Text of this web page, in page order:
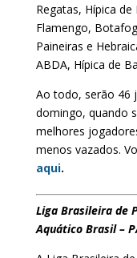
Regatas, Hípica
Flamengo,
Paineiras e
ABDA, Hípica de
Ao todo, serão 46
domingo, quando
melhores
menos vazados.
aqui.
Liga Brasileira de
Aquático Brasil –